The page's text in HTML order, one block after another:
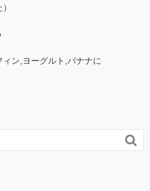
ィン,ヨーグルト,バナナに
